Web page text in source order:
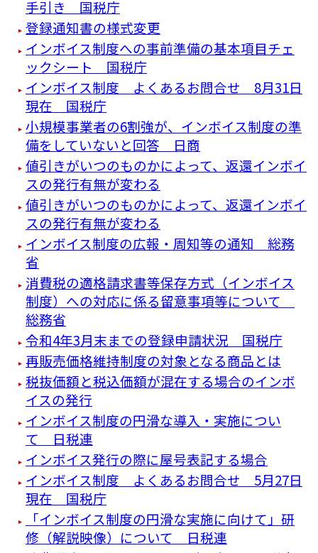
手引き 国税庁
登録通知書の様式変更
インボイス制度への事前準備の基本項目チェ
ックシート 国税庁
インボイス制度 よくあるお問合せ 8月31日
現在 国税庁
小規模事業者の6割強が、インボイス制度の準
備をしていないと回答 日商
値引きがいつのものかによって、返還インボイ
スの発行有無が変わる
値引きがいつのものかによって、返還インボイ
スの発行有無が変わる
インボイス制度の広報・周知等の通知 総務
省
消費税の適格請求書等保存方式（インボイス
制度）への対応に係る留意事項等について
総務省
令和4年3月末までの登録申請状況 国税庁
再販売価格維持制度の対象となる商品とは
税抜価額と税込価額が混在する場合のインボ
イスの発行
インボイス制度の円滑な導入・実施につい
て 日税連
インボイス発行の際に屋号表記する場合
インボイス制度 よくあるお問合せ 5月27日
現在 国税庁
「インボイス制度の円滑な実施に向けて」研
修（解説映像）について 日税連